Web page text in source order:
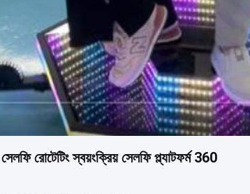
সেলফি রোটেটিং স্বয়ংক্রিয় সেলফি প্ল্যাটফর্ম 360